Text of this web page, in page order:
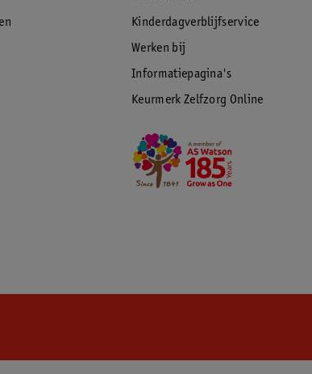
Kinderdagverblijfservice
Werken bij
Informatiepagina's
Keurmerk Zelfzorg Online